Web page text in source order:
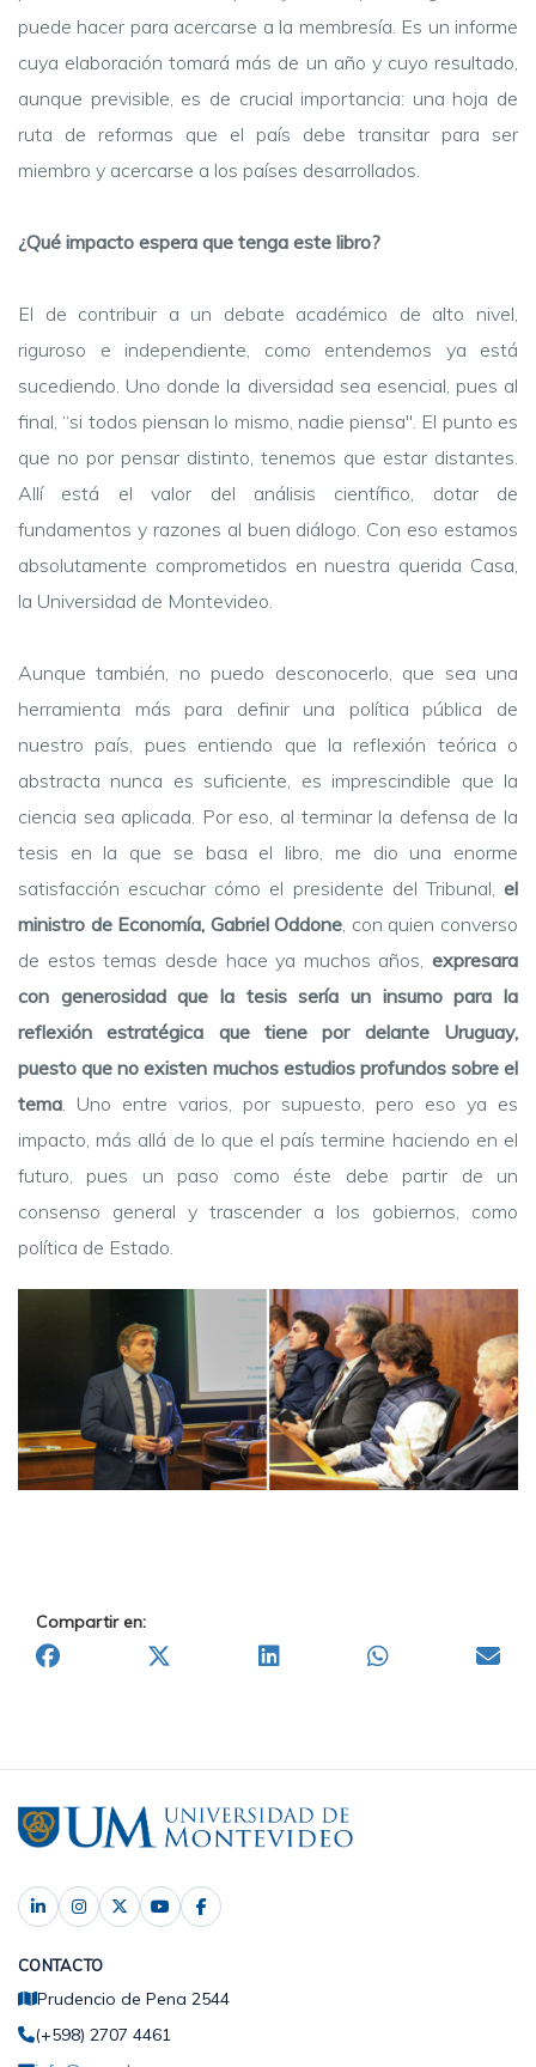
puede hacer para acercarse a la membresía. Es un informe
cuya elaboración tomará más de un año y cuyo resultado,
aunque previsible, es de crucial importancia: una hoja de
ruta de reformas que el país debe transitar para ser
miembro y acercarse a los países desarrollados.
¿Qué impacto espera que tenga este libro?
El de contribuir a un debate académico de alto nivel,
riguroso e independiente, como entendemos ya está
sucediendo. Uno donde la diversidad sea esencial, pues al
final, “si todos piensan lo mismo, nadie piensa". El punto es
que no por pensar distinto, tenemos que estar distantes.
Allí está el valor del análisis científico, dotar de
fundamentos y razones al buen diálogo. Con eso estamos
absolutamente comprometidos en nuestra querida Casa,
la Universidad de Montevideo.
Aunque también, no puedo desconocerlo, que sea una
herramienta más para definir una política pública de
nuestro país, pues entiendo que la reflexión teórica o
abstracta nunca es suficiente, es imprescindible que la
ciencia sea aplicada. Por eso, al terminar la defensa de la
tesis en la que se basa el libro, me dio una enorme
satisfacción escuchar cómo el presidente del Tribunal, el
ministro de Economía, Gabriel Oddone, con quien converso
de estos temas desde hace ya muchos años, expresara
con generosidad que la tesis sería un insumo para la
reflexión estratégica que tiene por delante Uruguay,
puesto que no existen muchos estudios profundos sobre el
tema. Uno entre varios, por supuesto, pero eso ya es
impacto, más allá de lo que el país termine haciendo en el
futuro, pues un paso como éste debe partir de un
consenso general y trascender a los gobiernos, como
política de Estado.
Compartir en:
CONTACTO
Prudencio de Pena 2544
(+598) 2707 4461